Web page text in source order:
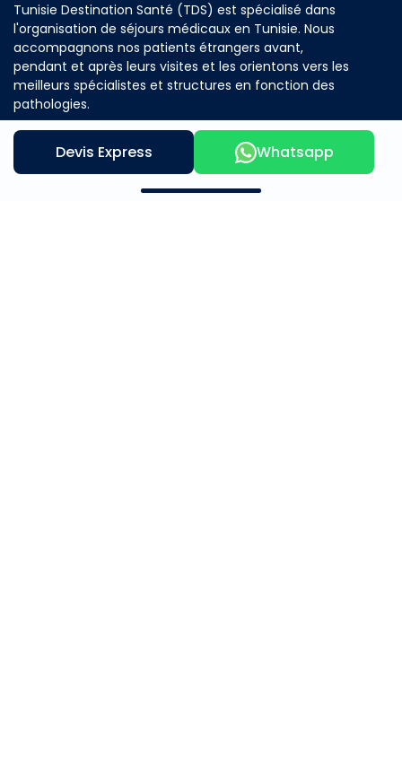
Devis Express Whatsapp
Tunisie Destination Santé (TDS) est spécialisé dans
l'organisation de séjours médicaux en Tunisie. Nous
accompagnons nos patients étrangers avant,
pendant et après leurs visites et les orientons vers les
meilleurs spécialistes et structures en fonction des
pathologies.
Contactez nous